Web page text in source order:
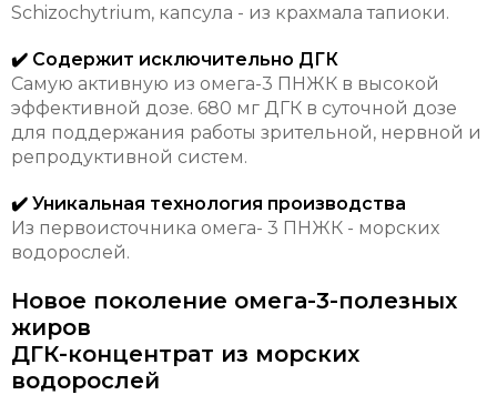
Schizochytrium, капсула - из крахмала тапиоки.
✔️ Содержит исключительно ДГК
Самую активную из омега-3 ПНЖК в высокой
эффективной дозе. 680 мг ДГК в суточной дозе
для поддержания работы зрительной, нервной и
репродуктивной систем.
✔️ Уникальная технология производства
Из первоисточника омега- 3 ПНЖК - морских
водорослей.
Новое поколение омега-3-полезных
жиров
ДГК-концентрат из морских
водорослей